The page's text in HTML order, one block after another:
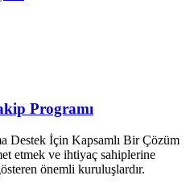
Programı
Destek İçin Kapsamlı Bir Çözüm
etmek ve ihtiyaç sahiplerine
önemli kuruluşlardır.